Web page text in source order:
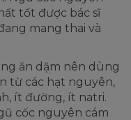
tốt được bác sĩ
mang thai và
ăn dặm nên dùng
từ các hạt nguyên,
ít đường, ít natri.
cốc nguyên cám